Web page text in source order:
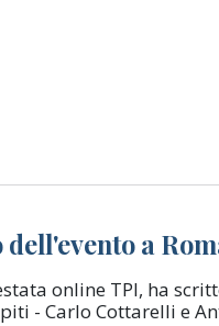
a
online TPI, ha
- Carlo Cottarelli e